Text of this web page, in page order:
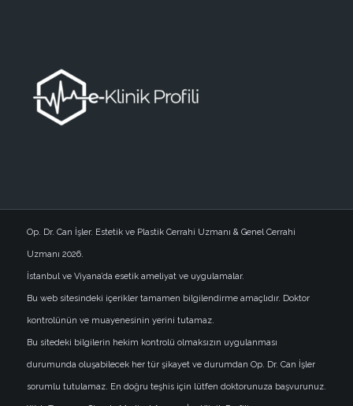
Op. Dr. Can İşler. Estetik ve Plastik Cerrahi Uzmanı & Genel Cerrahi
Uzmanı 2026.
İstanbul ve Viyana’da esetik ameliyat ve uygulamalar.
Bu web sitesindeki içerikler tamamen bilgilendirme amaçlıdır. Doktor
kontrolünün ve muayenesinin yerini tutamaz.
Bu sitedeki bilgilerin hekim kontrolü olmaksızın uygulanması
durumunda oluşabilecek her tür şikayet ve durumdan Op. Dr. Can İşler
sorumlu tutulamaz. En doğru teşhis için lütfen doktorunuza başvurunuz.